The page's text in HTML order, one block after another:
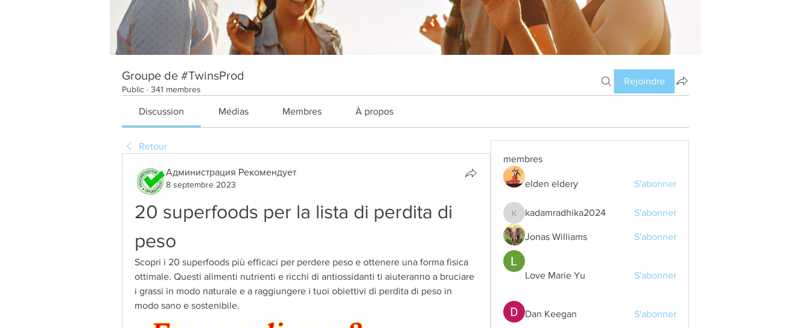
Groupe de #TwinsProd
Public · 341 membres
Rejoindre
Discussion Médias Membres À propos
Retour
Администрация Рекомендует
8 septembre 2023
20 superfoods per la lista di perdita di
peso
Scopri i 20 superfoods più efficaci per perdere peso e ottenere una forma fisica
ottimale. Questi alimenti nutrienti e ricchi di antiossidanti ti aiuteranno a bruciare
i grassi in modo naturale e a raggiungere i tuoi obiettivi di perdita di peso in
modo sano e sostenibile.
membres
elden eldery S'abonner
kadamradhika2024
kadamradhika2024 S'abonner
Jonas Williams S'abonner
Love Marie Yu S'abonner
Dan Keegan
S'abonner